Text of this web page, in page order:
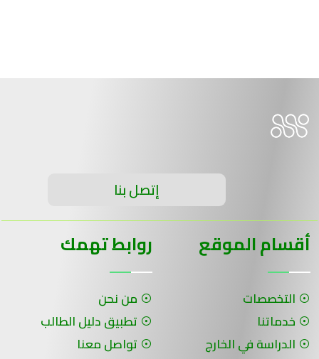
إتصل بنا
أقسام الموقع
التخصصات
خدماتنا
الدراسة في الخارج
روابط تهمك
من نحن
تطبيق دليل الطالب
تواصل معنا